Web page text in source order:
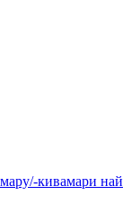
кивамари най